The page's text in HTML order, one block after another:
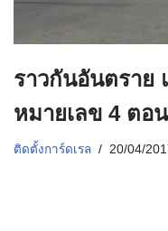
ราวกันอันตราย
หมายเลข 4 ตอ
ติดตั้งการ์ดเรล 20/04/